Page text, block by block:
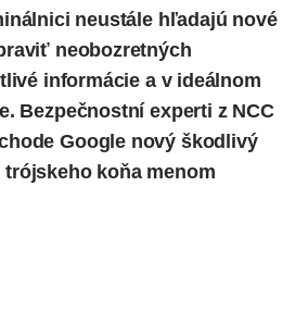
neustále hľadajú nové
neobozretných
informácie a v ideálnom
Bezpečnostní experti z NCC
Google nový škodlivý
trójskeho koňa menom